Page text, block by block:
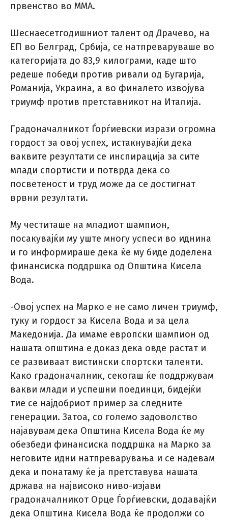
првенство во ММА.
Шеснаесетгодишниот талент од Драчево, на
ЕП во Белград, Србија, се натпреваруваше во
категоријата до 83,9 килограми, каде што
редеше победи против ривали од Бугарија,
Романија, Украина, а во финалето извојува
триумф против претставникот на Италија.
Градоначалникот Ѓорѓиевски изрази огромна
гордост за овој успех, истакнувајќи дека
ваквите резултати се инспирација за сите
млади спортисти и потврда дека со
посветеност и труд може да се достигнат
врвни резултати.
Му честиташе на младиот шампион,
посакувајќи му уште многу успеси во иднина
и го информираше дека ќе му биде доделена
финансиска поддршка од Општина Кисела
Вода.
-Овој успех на Марко е не само личен триумф,
туку и гордост за Кисела Вода и за цела
Македонија. Да имаме европски шампион од
нашата општина е доказ дека овде растат и
се развиваат вистински спортски таленти.
Како градоначалник, секогаш ќе поддржувам
вакви млади и успешни поединци, бидејќи
тие се најдобриот пример за следните
генерации. Затоа, со големо задоволство
најавувам дека Општина Кисела Вода ќе му
обезбеди финансиска поддршка на Марко за
неговите идни натпреварувања и се надевам
дека и понатаму ќе ја претставува нашата
држава на највисоко ниво-изјави
градоначалникот Орце Ѓорѓиевски, додавајќи
дека Општина Кисела Вода ќе продолжи со